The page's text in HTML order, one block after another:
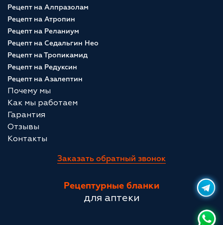
Рецептурные бланки
для аптеки
Рецепт на Алпразолам
Рецепт на Атропин
Рецепт на Реланиум
Рецепт на Седальгин Нео
Рецепт на Тропикамид
Рецепт на Редуксин
Рецепт на Азалептин
Почему мы
Как мы работаем
Гарантия
Отзывы
Контакты
Заказать обратный звонок